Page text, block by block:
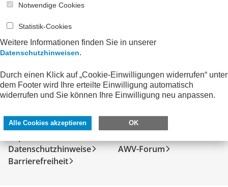
SERVICE
Kontakt
Datenschutzhinweise
Barrierefreiheit
DIREKT ZU
FeRD
AWV-Forum
Notwendige Cookies
Statistik-Cookies
Weitere Informationen finden Sie in unserer
Datenschutzhinweisen.
Durch einen Klick auf „Cookie-Einwilligungen widerrufen“ unter
dem Footer wird Ihre erteilte Einwilligung automatisch
widerrufen und Sie können Ihre Einwilligung neu anpassen.
Alle Cookies akzeptieren OK